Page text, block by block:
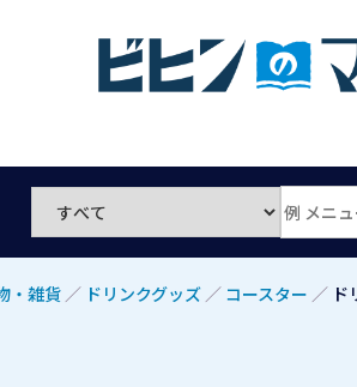
・雑貨 ／ ドリンクグッズ ／ コースター ／